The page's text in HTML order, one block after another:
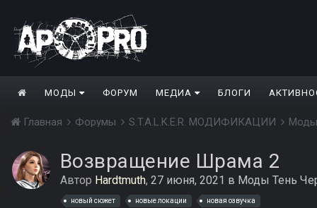
МОДЫ ФОРУМ МЕДИА БЛОГИ
Главная Форумы S.T.A.L.K.E.R. МОДИФИКАЦИИ
Возвращение Шрама 2
Автор Hardtmuth, 27 июня, 2021 в Моды Тень
новый сюжет новые локации новая озвучка